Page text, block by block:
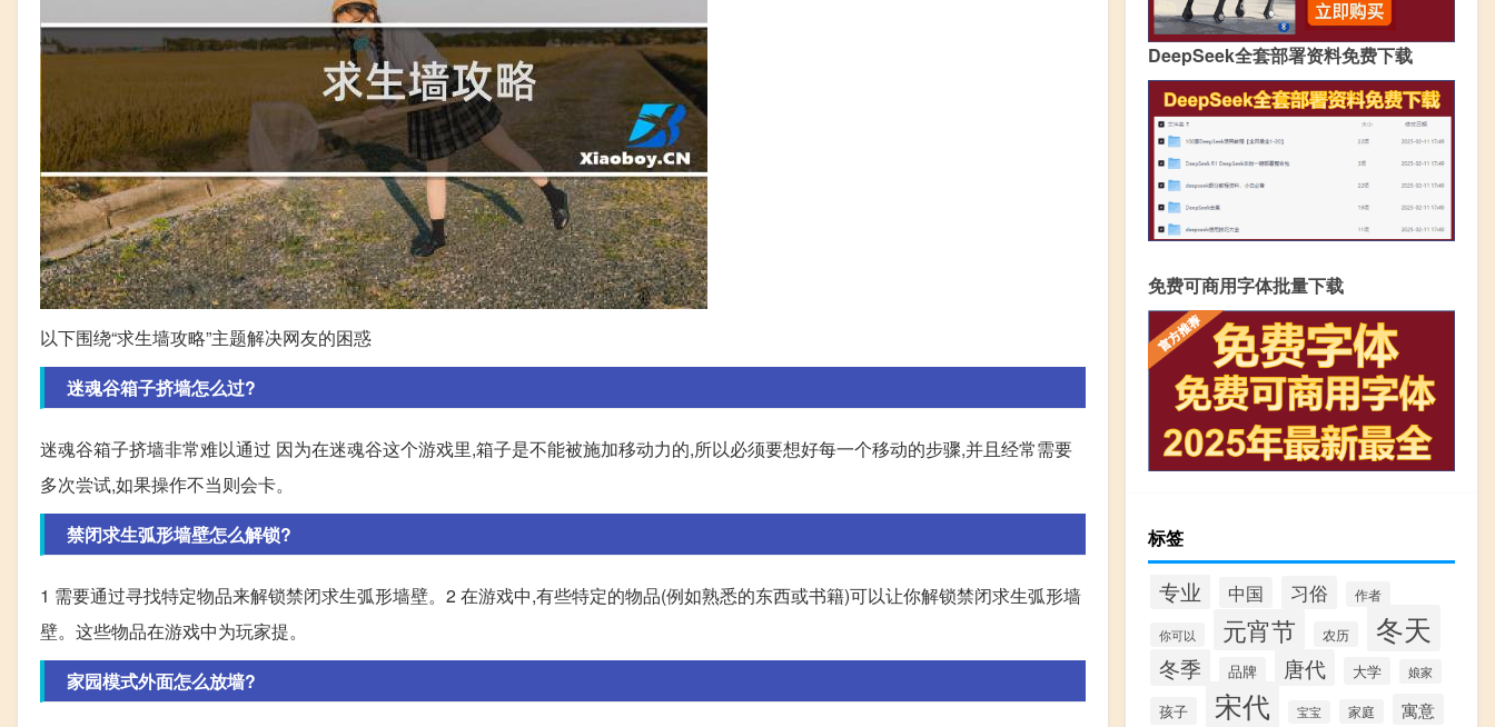
以下围绕“求生墙攻略”主题解决网友的困惑
迷魂谷箱子挤墙怎么过?
迷魂谷箱子挤墙非常难以通过 因为在迷魂谷这个游戏里,箱子是不能被施加移动力的,所以必须要想好每一个移动的步骤,并且经常需要
多次尝试,如果操作不当则会卡。
禁闭求生弧形墙壁怎么解锁?
1 需要通过寻找特定物品来解锁禁闭求生弧形墙壁。2 在游戏中,有些特定的物品(例如熟悉的东西或书籍)可以让你解锁禁闭求生弧形墙
壁。这些物品在游戏中为玩家提。
家园模式外面怎么放墙?
DeepSeek全套部署资料免费下载
免费可商用字体批量下载
标签
专业 中国 习俗 作者
你可以 元宵节 农历 冬天
冬季 品牌 唐代 大学 娘家
孩子 宋代 宝宝 家庭 寓意